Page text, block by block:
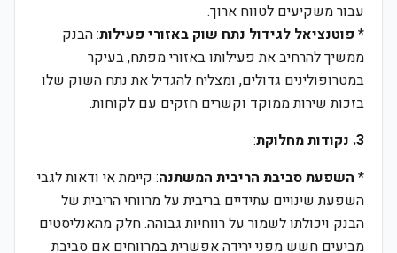
עבור משקיעים לטווח ארוך.
* פוטנציאל לגידול נתח שוק באזורי פעילות: הבנק
ממשיך להרחיב את פעילותו באזורי מפתח, בעיקר
במטרופולינים גדולים, ומצליח להגדיל את נתח השוק שלו
בזכות שירות ממוקד וקשרים חזקים עם לקוחות.
3. נקודות מחלוקת
:
* השפעת סביבת הריבית המשתנה: קיימת אי ודאות לגבי
השפעת שינויים עתידיים בריבית על מרווחי הריבית של
הבנק ויכולתו לשמור על רווחיות גבוהה. חלק מהאנליסטים
מביעים חשש מפני ירידה אפשרית במרווחים אם סביבת